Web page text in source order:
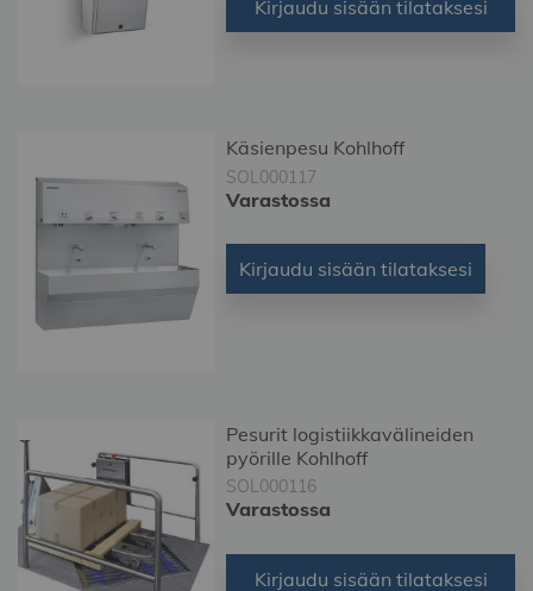
Kirjaudu sisään tilataksesi
Käsienpesu Kohlhoff
SOL000117
Varastossa
Kirjaudu sisään tilataksesi
Pesurit logistiikkavälineiden
pyörille Kohlhoff
SOL000116
Varastossa
Kirjaudu sisään tilataksesi